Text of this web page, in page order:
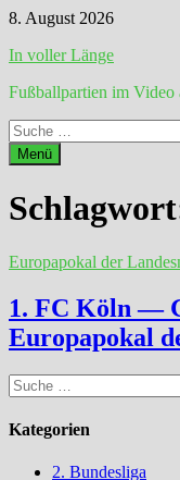
Zum
springen
8. August 2026
In voller Länge
Fußballpartien im Video
Suche
nach:
Menü
Europapokal der
1. FC Köln —
Europapokal
Suche
nach:
Kategorien
2. Bundesliga